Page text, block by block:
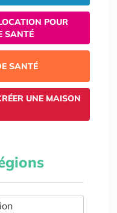
POUR
SANTÉ
SANTÉ
UNE MAISON